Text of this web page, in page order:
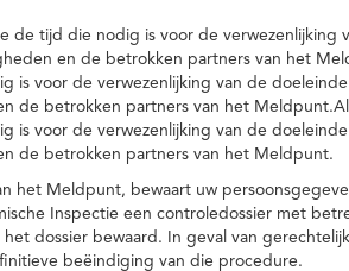
tijd die nodig is voor de verwezenlijking
en de betrokken partners van het
voor de verwezenlijking van de
de betrokken partners van het
voor de verwezenlijking van de
de betrokken partners van het Meldpunt.
het Meldpunt, bewaart uw
Inspectie een controledossier met
dossier bewaard. In geval van
beëindiging van die procedure.